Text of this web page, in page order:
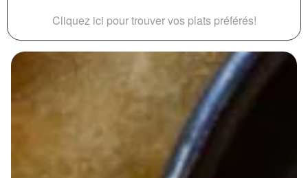
Cliquez ici pour trouver vos plats préférés!